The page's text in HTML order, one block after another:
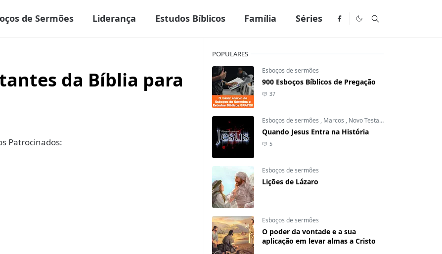
de Sermões Liderança Estudos Bíblicos Família Séries
da Bíblia para
Patrocinados:
POPULARES
Esboços de sermões
900 Esboços Bíblicos de Pregação
37
Esboços de sermões , Marcos , Novo Testamento
Quando Jesus Entra na História
5
Esboços de sermões
Lições de Lázaro
Esboços de sermões
O poder da vontade e a sua
aplicação em levar almas a Cristo